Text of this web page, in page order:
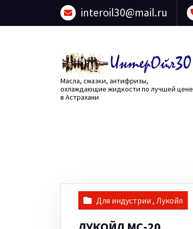
interoil30@mail.ru
Масла, смазки, антифризы,
охлаждающие жидкости по лучшей цене
в Астрахани
Для индустрии , Лукойл